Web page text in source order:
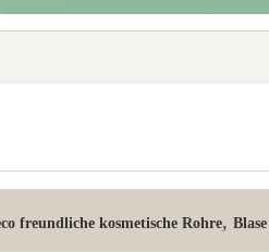
freundliche kosmetische Rohre,